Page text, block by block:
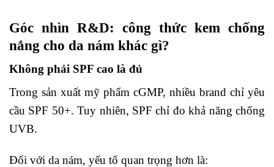
Góc nhìn R&D: công thức kem chống
nắng cho da nám khác gì?
Không phải SPF cao là đủ
Trong sản xuất mỹ phẩm cGMP, nhiều brand chỉ yêu
cầu SPF 50+. Tuy nhiên, SPF chỉ đo khả năng chống
UVB.
Đối với da nám, yếu tố quan trọng hơn là: